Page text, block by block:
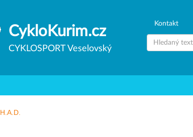
CykloKurim.cz
CYKLOSPORT Veselovský
Kontakt
H.A.D.